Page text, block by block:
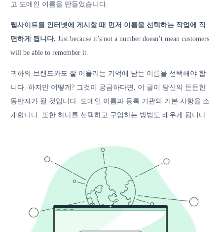
고 도메인 이름을 만들었습니다.
웹사이트를 인터넷에 게시할 때 먼저 이름을 선택하는 작업에 직
면하게 됩니다. Just because it’s not a number doesn’t mean customers
will be able to remember it.
귀하의 브랜드와도 잘 어울리는 기억에 남는 이름을 선택해야 합
니다. 하지만 어떻게? 그것이 궁금하다면, 이 글이 당신의 든든한
동반자가 될 것입니다. 도메인 이름과 등록 기관의 기본 사항을 소
개합니다. 또한 하나를 선택하고 구입하는 방법도 배우게 됩니다.